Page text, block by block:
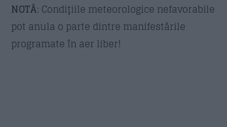
NOTĂ: Condiţiile meteorologice nefavorabile
pot anula o parte dintre manifestările
programate în aer liber!